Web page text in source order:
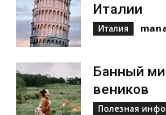
Италии
Италия
Банный
веников
Полезная